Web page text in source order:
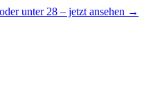
unter 28 – jetzt ansehen →